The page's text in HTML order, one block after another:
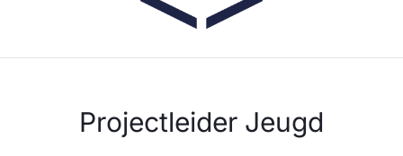
Projectleider Jeugd